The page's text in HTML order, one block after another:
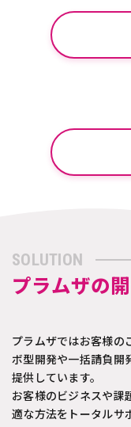
SOLUTION
プラムザの
プラムザではお客様の
ボ型開発や一括請負開
提供しています。
お客様のビジネスや課
適な方法をトータルサ